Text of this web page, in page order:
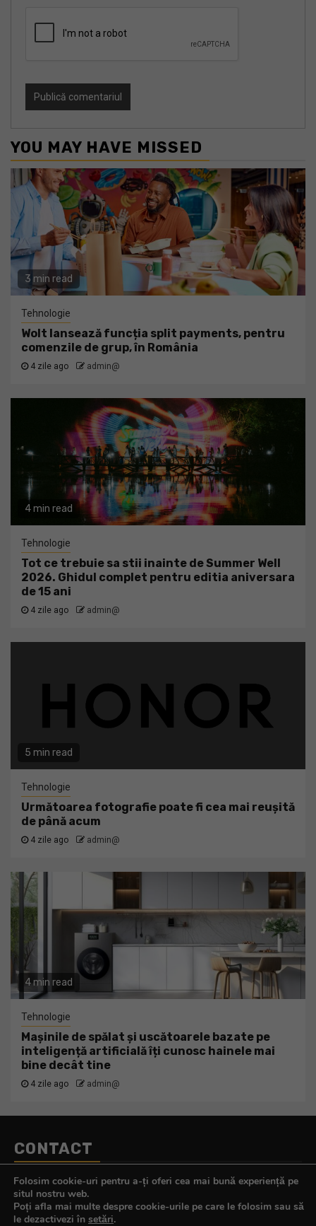
YOU MAY HAVE MISSED
3 min read
Tehnologie
Wolt lansează funcția split payments, pentru
comenzile de grup, în România
4 zile ago admin@
4 min read
Tehnologie
Tot ce trebuie sa stii inainte de Summer Well
2026. Ghidul complet pentru editia aniversara
de 15 ani
4 zile ago admin@
5 min read
Tehnologie
Următoarea fotografie poate fi cea mai reușită
de până acum
4 zile ago admin@
4 min read
Tehnologie
Mașinile de spălat și uscătoarele bazate pe
inteligență artificială îți cunosc hainele mai
bine decât tine
4 zile ago admin@
CONTACT
Telefon:
0770.290.165
E-mail:contact@tehnologistul.ro
Folosim cookie-uri pentru a-ți oferi cea mai bună experiență pe
situl nostru web.
Poți afla mai multe despre cookie-urile pe care le folosim sau să
le dezactivezi în setări.